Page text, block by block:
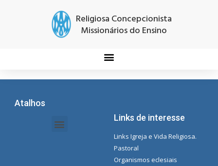
Religiosa Concepcionista
Missionários do Ensino
Atalhos
Links de interesse
Links Igreja e Vida Religiosa.
Pastoral
Organismos eclesiais